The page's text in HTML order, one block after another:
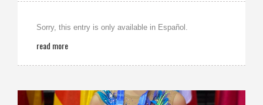
Sorry, this entry is only available in Español.
read more